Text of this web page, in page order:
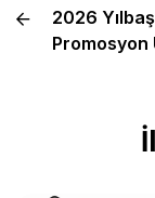
2026
Promosyon